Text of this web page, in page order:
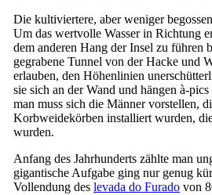
Die kultiviertere, aber weniger
Um das wertvolle Wasser in Richtung
dem anderen Hang der Insel zu führen
gegrabene Tunnel von der Hacke und
erlauben, den Höhenlinien
sie sich an der Wand und hängen à-
man muss sich die Männer vorstellen,
Korbweidekörben installiert wurden,
wurden.
Anfang des Jahrhunderts zählte man
gigantische Aufgabe ging nur genug
Vollendung des levada do Furado von